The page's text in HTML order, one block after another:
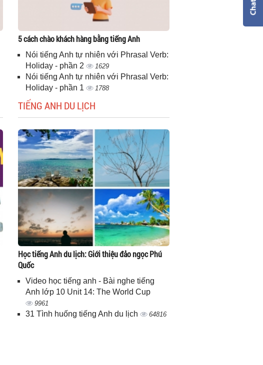
5 cách chào khách hàng bằng tiếng Anh
Nói tiếng Anh tự nhiên với Phrasal Verb:
Holiday - phần 2
1629
Nói tiếng Anh tự nhiên với Phrasal Verb:
Holiday - phần 1
1788
TIẾNG ANH DU LỊCH
Học tiếng Anh du lịch: Giới thiệu đảo ngọc Phú
Quốc
Video học tiếng anh - Bài nghe tiếng
Anh lớp 10 Unit 14: The World Cup
9961
31 Tình huống tiếng Anh du lịch 64816